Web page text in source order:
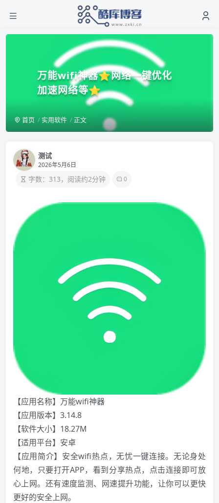
万能wifi神器⭐网络一键优化
加速网络等⭐
首页 实用软件 正文
测试
2026年5月6日
字数：313，阅读约2分钟 0
【应用名称】万能wifi神器
【应用版本】3.14.8
【软件大小】18.27M
【适用平台】安卓
【应用简介】安全wifi热点，无忧一键连接。无论身处
何地，只要打开APP，看到分享热点，点击连接即可放
心上网。还有速度监测、网速提升功能，让你可以更快
更好的安全上网。